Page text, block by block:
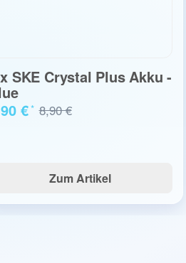
x SKE Crystal Plus Akku -
8,90 €
€*
Zum Artikel